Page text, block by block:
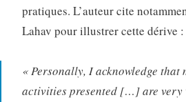
pratiques. L’auteur cite
Lahav pour illustrer cette dérive :
« Personally, I acknowledge that
activities presented […] are very